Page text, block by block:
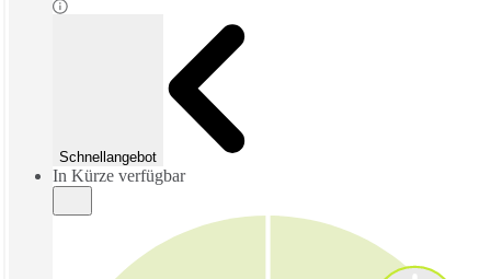
Schnellangebot
In Kürze verfügbar